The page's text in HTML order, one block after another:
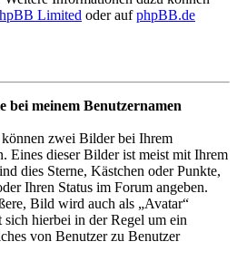
Limited oder aufphpBB.de
bei meinem Benutzernamen
zwei Bilder bei Ihrem
Eines dieser Bilder ist meist mit Ihrem
dies Sterne, Kästchen oder Punkte,
Ihren Status im Forum angeben.
Bild wird auch als „Avatar“
sich hierbei in der Regel um ein
von Benutzer zu Benutzer